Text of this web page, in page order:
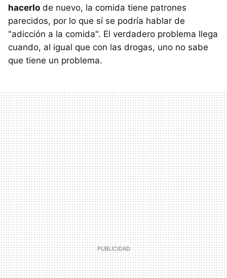
hacerlo de nuevo, la comida tiene patrones
parecidos, por lo que sí se podría hablar de
"adicción a la comida". El verdadero problema llega
cuando, al igual que con las drogas, uno no sabe
que tiene un problema.